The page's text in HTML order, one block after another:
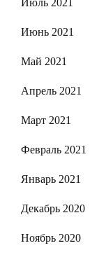
Июнь 2021
Май 2021
Апрель 2021
Март 2021
Февраль 2021
Январь 2021
Декабрь 2020
Ноябрь 2020